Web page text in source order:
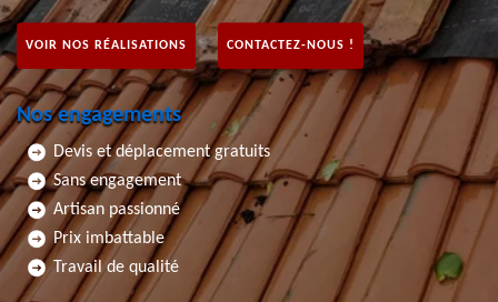
VOIR NOS RÉALISATIONS CONTACTEZ-NOUS !
Nos engagements
Devis et déplacement gratuits
Sans engagement
Artisan passionné
Prix imbattable
Travail de qualité